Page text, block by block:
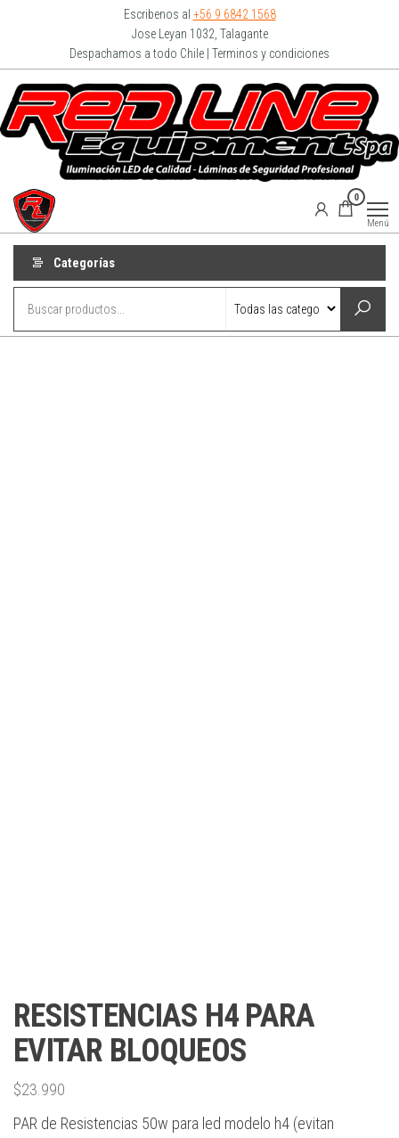
Escribenos al +56 9 6842 1568
Jose Leyan 1032, Talagante
Despachamos a todo Chile | Terminos y condiciones
0
Menú
Categorías
RESISTENCIAS H4 PARA
EVITAR BLOQUEOS
$23.990
PAR de Resistencias 50w para led modelo h4 (evitan